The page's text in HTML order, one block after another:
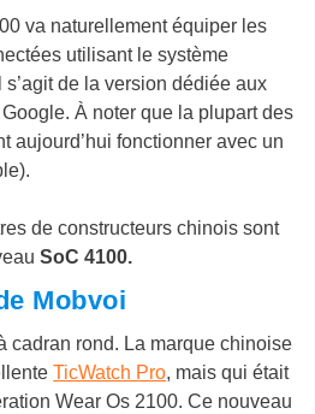
va naturellement équiper les
utilisant le système
s’agit de la version dédiée aux
À noter que la plupart des
aujourd’hui fonctionner avec un
de constructeurs chinois sont
SoC 4100.
Mobvoi
cadran rond. La marque chinoise
TicWatch Pro, mais qui était
Wear Os 2100. Ce nouveau